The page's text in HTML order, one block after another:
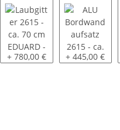
- ca. 60 cm SP-Line -
Laubgitter 2615 - ca. 70 cm
+ 780,00 € ALU
+ 445,00 €
2615 - ca. 60 cm SP-